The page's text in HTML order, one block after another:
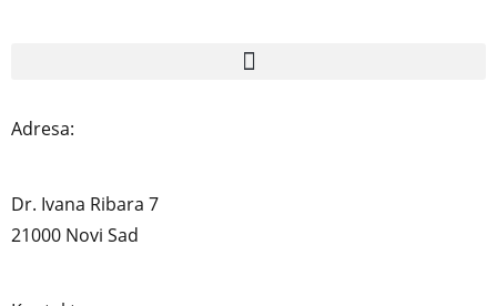
Adresa:
Dr. Ivana Ribara 7
21000 Novi Sad